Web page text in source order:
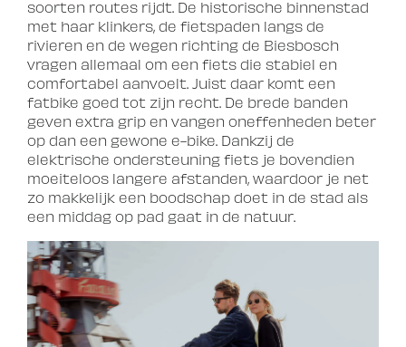
soorten routes rijdt. De historische binnenstad
met haar klinkers, de fietspaden langs de
rivieren en de wegen richting de Biesbosch
vragen allemaal om een fiets die stabiel en
comfortabel aanvoelt. Juist daar komt een
fatbike goed tot zijn recht. De brede banden
geven extra grip en vangen oneffenheden beter
op dan een gewone e-bike. Dankzij de
elektrische ondersteuning fiets je bovendien
moeiteloos langere afstanden, waardoor je net
zo makkelijk een boodschap doet in de stad als
een middag op pad gaat in de natuur.